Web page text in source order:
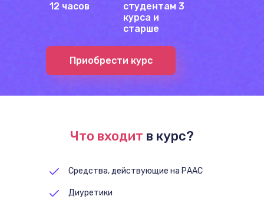
12 часов
студентам 3
курса и
старше
Приобрести курс
Что входит в курс?
Средства, действующие на РААС
Диуретики